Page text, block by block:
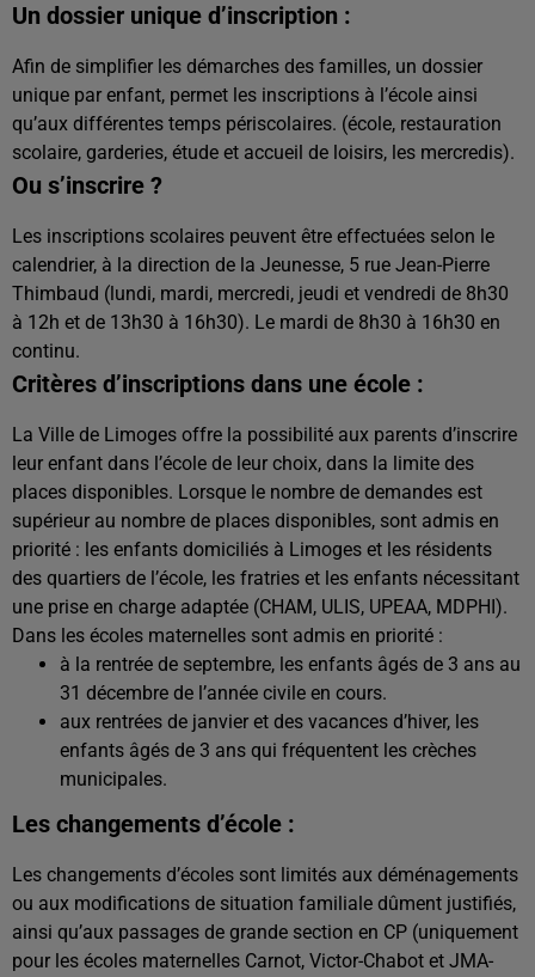
Un dossier unique d’inscription :
Afin de simplifier les démarches des familles, un dossier
unique par enfant, permet les inscriptions à l’école ainsi
qu’aux différentes temps périscolaires. (école, restauration
scolaire, garderies, étude et accueil de loisirs, les mercredis).
Ou s’inscrire ?
Les inscriptions scolaires peuvent être effectuées selon le
calendrier, à la direction de la Jeunesse, 5 rue Jean-Pierre
Thimbaud (lundi, mardi, mercredi, jeudi et vendredi de 8h30
à 12h et de 13h30 à 16h30). Le mardi de 8h30 à 16h30 en
continu.
Critères d’inscriptions dans une école :
La Ville de Limoges offre la possibilité aux parents d’inscrire
leur enfant dans l’école de leur choix, dans la limite des
places disponibles. Lorsque le nombre de demandes est
supérieur au nombre de places disponibles, sont admis en
priorité : les enfants domiciliés à Limoges et les résidents
des quartiers de l’école, les fratries et les enfants nécessitant
une prise en charge adaptée (CHAM, ULIS, UPEAA, MDPHI).
Dans les écoles maternelles sont admis en priorité :
à la rentrée de septembre, les enfants âgés de 3 ans au
31 décembre de l’année civile en cours.
aux rentrées de janvier et des vacances d’hiver, les
enfants âgés de 3 ans qui fréquentent les crèches
municipales.
Les changements d’école :
Les changements d’écoles sont limités aux déménagements
ou aux modifications de situation familiale dûment justifiés,
ainsi qu’aux passages de grande section en CP (uniquement
pour les écoles maternelles Carnot, Victor-Chabot et JMA-